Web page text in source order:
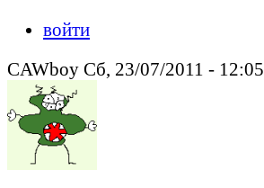
войти
CAWboy Сб, 23/07/2011 - 12:05